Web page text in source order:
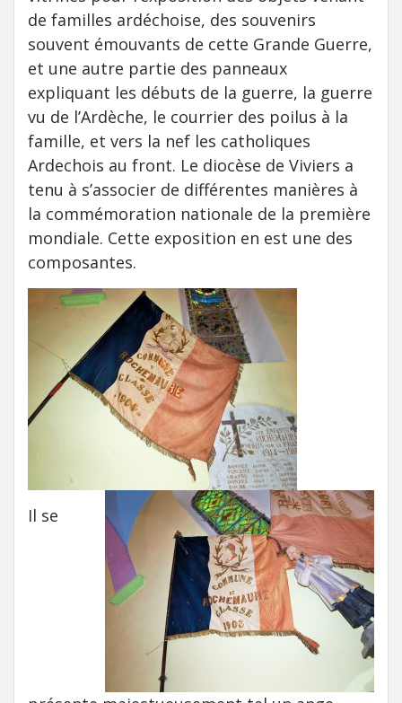
de familles ardéchoise, des souvenirs
souvent émouvants de cette Grande Guerre,
et une autre partie des panneaux
expliquant les débuts de la guerre, la guerre
vu de l’Ardèche, le courrier des poilus à la
famille, et vers la nef les catholiques
Ardechois au front. Le diocèse de Viviers a
tenu à s’associer de différentes manières à
la commémoration nationale de la première
mondiale. Cette exposition en est une des
composantes.
Il se